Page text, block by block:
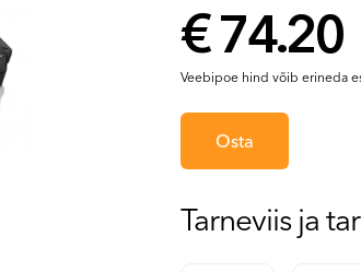
€ 74.20
Veebipoe hind võib erineda
Osta
Tarneviis ja